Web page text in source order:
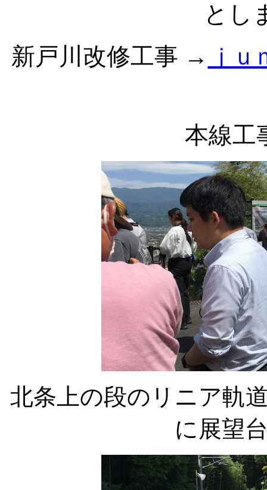
とし
新戸川改修工事 →
ｊ
本線工
北条上の段のリニア軌
に展望